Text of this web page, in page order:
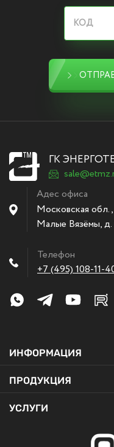
ГК
Адес офиса
Московская обл.,
Малые Вязёмы,д.
Телефон
+7 (495) 108-11-
ИНФОРМАЦИЯ
ПРОДУКЦИЯ
УСЛУГИ